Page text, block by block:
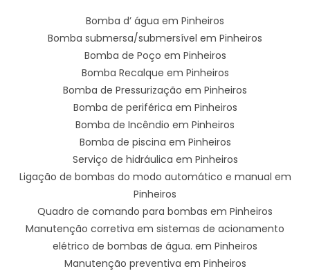
Bomba d’ água em Pinheiros
Bomba submersa/submersível em Pinheiros
Bomba de Poço em Pinheiros
Bomba Recalque em Pinheiros
Bomba de Pressurização em Pinheiros
Bomba de periférica em Pinheiros
Bomba de Incêndio em Pinheiros
Bomba de piscina em Pinheiros
Serviço de hidráulica em Pinheiros
Ligação de bombas do modo automático e manual em
Pinheiros
Quadro de comando para bombas em Pinheiros
Manutenção corretiva em sistemas de acionamento
elétrico de bombas de água. em Pinheiros
Manutenção preventiva em Pinheiros